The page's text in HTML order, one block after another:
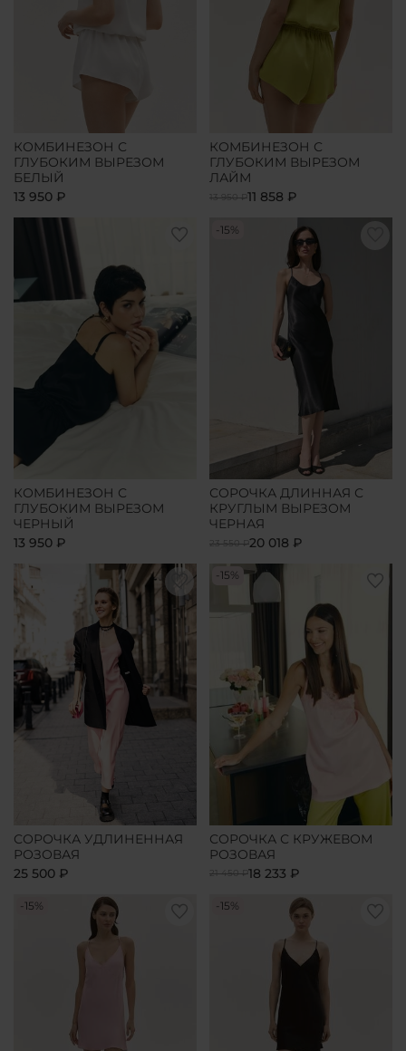
КОМБИНЕЗОН С
ГЛУБОКИМ ВЫРЕЗОМ
БЕЛЫЙ
13 950 ₽
КОМБИНЕЗОН С
ГЛУБОКИМ ВЫРЕЗОМ
ЛАЙМ
13 950 ₽11 858 ₽
КОМБИНЕЗОН С
ГЛУБОКИМ ВЫРЕЗОМ
ЧЕРНЫЙ
13 950 ₽
-15%
СОРОЧКА ДЛИННАЯ С
КРУГЛЫМ ВЫРЕЗОМ
ЧЕРНАЯ
23 550 ₽20 018 ₽
СОРОЧКА УДЛИНЕННАЯ
РОЗОВАЯ
25 500 ₽
-15%
СОРОЧКА С КРУЖЕВОМ
РОЗОВАЯ
21 450 ₽18 233 ₽
-15% -15%